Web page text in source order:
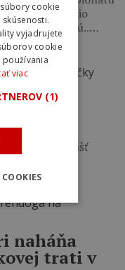
Mulally, Claudio
nakladajú..…
s
trailový plášť
Brendana
naháňa
trati v
cookie
vyjadrujete
cookie
používania
viac
(1)